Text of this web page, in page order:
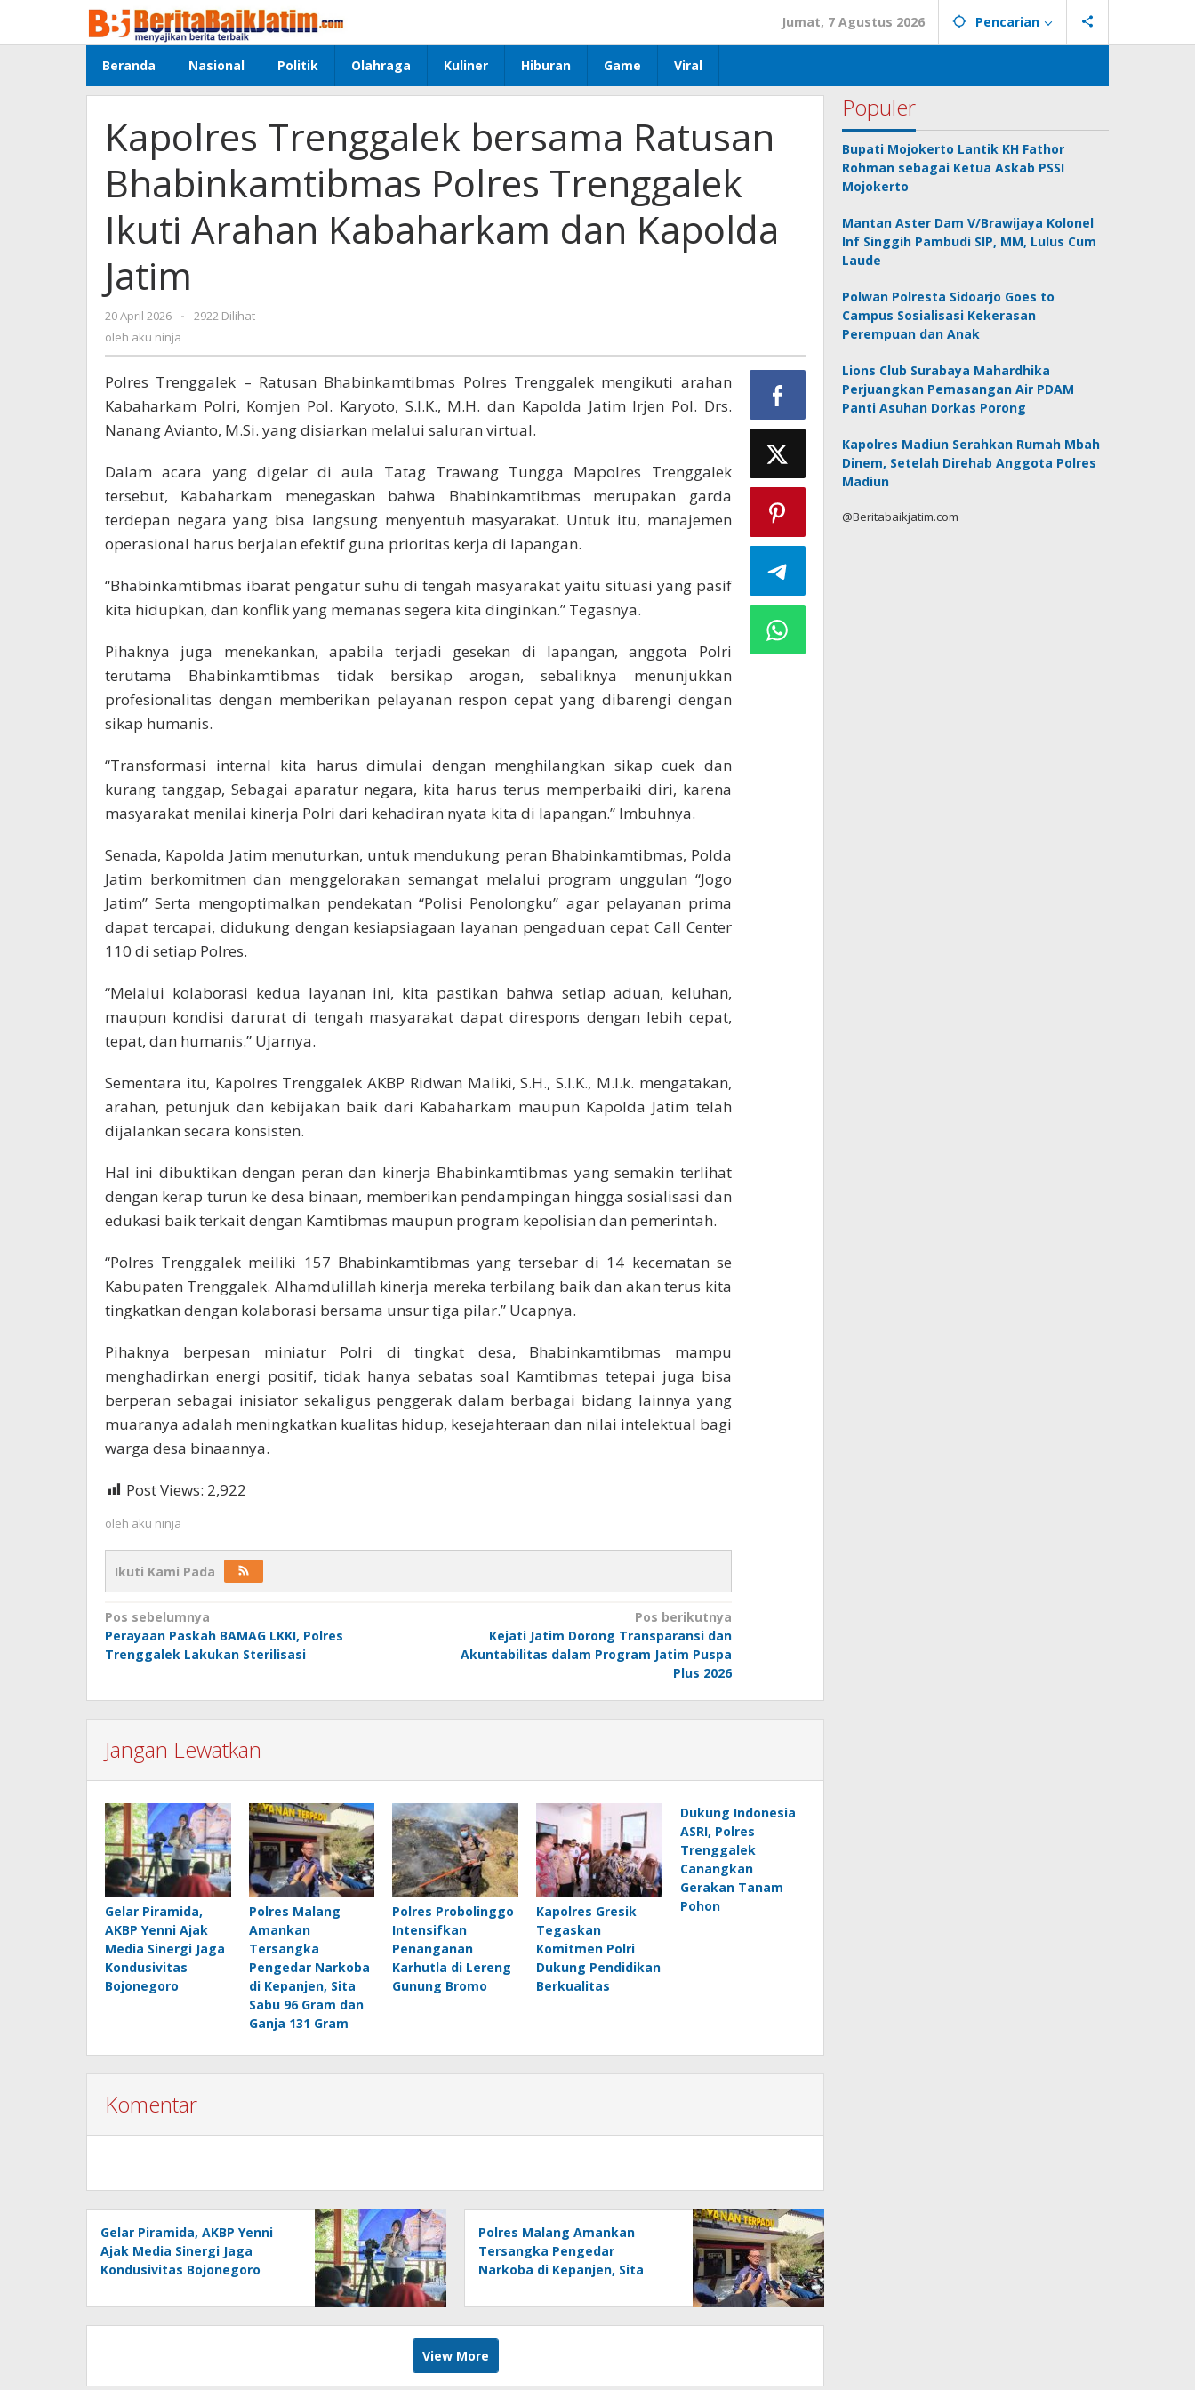
konten
Jumat, 7 Agustus 2026 Pencarian
Beranda Nasional Politik Olahraga Kuliner Hiburan Game Viral
Kapolres Trenggalek bersama Ratusan
Bhabinkamtibmas Polres Trenggalek
Ikuti Arahan Kabaharkam dan Kapolda
Jatim
20 April 2026
oleh
-
2922 Dilihat
oleh aku ninja
Polres Trenggalek – Ratusan Bhabinkamtibmas Polres Trenggalek mengikuti arahan
Kabaharkam Polri, Komjen Pol. Karyoto, S.I.K., M.H. dan Kapolda Jatim Irjen Pol. Drs.
Nanang Avianto, M.Si. yang disiarkan melalui saluran virtual.
Dalam acara yang digelar di aula Tatag Trawang Tungga Mapolres Trenggalek
tersebut, Kabaharkam menegaskan bahwa Bhabinkamtibmas merupakan garda
terdepan negara yang bisa langsung menyentuh masyarakat. Untuk itu, manajemen
operasional harus berjalan efektif guna prioritas kerja di lapangan.
“Bhabinkamtibmas ibarat pengatur suhu di tengah masyarakat yaitu situasi yang pasif
kita hidupkan, dan konflik yang memanas segera kita dinginkan.” Tegasnya.
Pihaknya juga menekankan, apabila terjadi gesekan di lapangan, anggota Polri
terutama Bhabinkamtibmas tidak bersikap arogan, sebaliknya menunjukkan
profesionalitas dengan memberikan pelayanan respon cepat yang dibarengi dengan
sikap humanis.
“Transformasi internal kita harus dimulai dengan menghilangkan sikap cuek dan
kurang tanggap, Sebagai aparatur negara, kita harus terus memperbaiki diri, karena
masyarakat menilai kinerja Polri dari kehadiran nyata kita di lapangan.” Imbuhnya.
Senada, Kapolda Jatim menuturkan, untuk mendukung peran Bhabinkamtibmas, Polda
Jatim berkomitmen dan menggelorakan semangat melalui program unggulan “Jogo
Jatim” Serta mengoptimalkan pendekatan “Polisi Penolongku” agar pelayanan prima
dapat tercapai, didukung dengan kesiapsiagaan layanan pengaduan cepat Call Center
110 di setiap Polres.
“Melalui kolaborasi kedua layanan ini, kita pastikan bahwa setiap aduan, keluhan,
maupun kondisi darurat di tengah masyarakat dapat direspons dengan lebih cepat,
tepat, dan humanis.” Ujarnya.
Sementara itu, Kapolres Trenggalek AKBP Ridwan Maliki, S.H., S.I.K., M.I.k. mengatakan,
arahan, petunjuk dan kebijakan baik dari Kabaharkam maupun Kapolda Jatim telah
dijalankan secara konsisten.
Hal ini dibuktikan dengan peran dan kinerja Bhabinkamtibmas yang semakin terlihat
dengan kerap turun ke desa binaan, memberikan pendampingan hingga sosialisasi dan
edukasi baik terkait dengan Kamtibmas maupun program kepolisian dan pemerintah.
“Polres Trenggalek meiliki 157 Bhabinkamtibmas yang tersebar di 14 kecematan se
Kabupaten Trenggalek. Alhamdulillah kinerja mereka terbilang baik dan akan terus kita
tingkatkan dengan kolaborasi bersama unsur tiga pilar.” Ucapnya.
Pihaknya berpesan miniatur Polri di tingkat desa, Bhabinkamtibmas mampu
menghadirkan energi positif, tidak hanya sebatas soal Kamtibmas tetepai juga bisa
berperan sebagai inisiator sekaligus penggerak dalam berbagai bidang lainnya yang
muaranya adalah meningkatkan kualitas hidup, kesejahteraan dan nilai intelektual bagi
warga desa binaannya.
Post Views: 2,922
oleh aku ninja
Ikuti Kami Pada
Navigasi
pos
Pos sebelumnya
Perayaan Paskah BAMAG LKKI, Polres
Trenggalek Lakukan Sterilisasi
Pos berikutnya
Kejati Jatim Dorong Transparansi dan
Akuntabilitas dalam Program Jatim Puspa
Plus 2026
Jangan Lewatkan
Gelar Piramida,
AKBP Yenni Ajak
Media Sinergi Jaga
Kondusivitas
Bojonegoro
Polres Malang
Amankan
Tersangka
Pengedar Narkoba
di Kepanjen, Sita
Sabu 96 Gram dan
Ganja 131 Gram
Polres Probolinggo
Intensifkan
Penanganan
Karhutla di Lereng
Gunung Bromo
Kapolres Gresik
Tegaskan
Komitmen Polri
Dukung Pendidikan
Berkualitas
Dukung Indonesia
ASRI, Polres
Trenggalek
Canangkan
Gerakan Tanam
Pohon
Komentar
Gelar Piramida, AKBP Yenni
Ajak Media Sinergi Jaga
Kondusivitas Bojonegoro
Polres Malang Amankan
Tersangka Pengedar
Narkoba di Kepanjen, Sita
Gram
View More
Populer
Bupati Mojokerto Lantik KH Fathor
Rohman sebagai Ketua Askab PSSI
Mojokerto
Mantan Aster Dam V/Brawijaya Kolonel
Inf Singgih Pambudi SIP, MM, Lulus Cum
Laude
Polwan Polresta Sidoarjo Goes to
Campus Sosialisasi Kekerasan
Perempuan dan Anak
Lions Club Surabaya Mahardhika
Perjuangkan Pemasangan Air PDAM
Panti Asuhan Dorkas Porong
Kapolres Madiun Serahkan Rumah Mbah
Dinem, Setelah Direhab Anggota Polres
Madiun
@Beritabaikjatim.com